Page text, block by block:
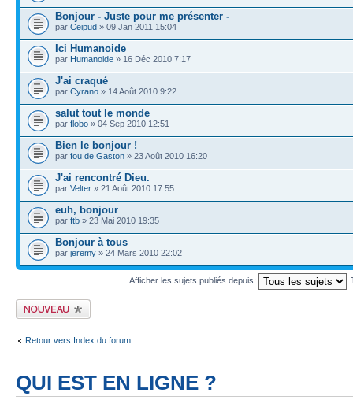
Bonjour - Juste pour me présenter -
par Ceipud » 09 Jan 2011 15:04
Ici Humanoide
par Humanoide » 16 Déc 2010 7:17
J'ai craqué
par Cyrano » 14 Août 2010 9:22
salut tout le monde
par flobo » 04 Sep 2010 12:51
Bien le bonjour !
par fou de Gaston » 23 Août 2010 16:20
J'ai rencontré Dieu.
par Velter » 21 Août 2010 17:55
euh, bonjour
par ftb » 23 Mai 2010 19:35
Bonjour à tous
par jeremy » 24 Mars 2010 22:02
Afficher les sujets publiés depuis:
Publier un nouveau
sujet
Retour vers Index du forum
QUI EST EN LIGNE ?